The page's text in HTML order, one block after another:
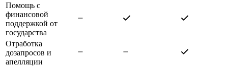
Помощь с
финансовой
поддержкой от
государства
Отработка
дозапросов и
апелляции